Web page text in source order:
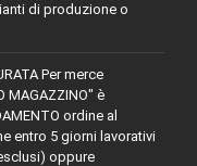
di produzione o
Per merce
MAGAZZINO" è
ordine al
entro 5 giorni lavorativi
oppure